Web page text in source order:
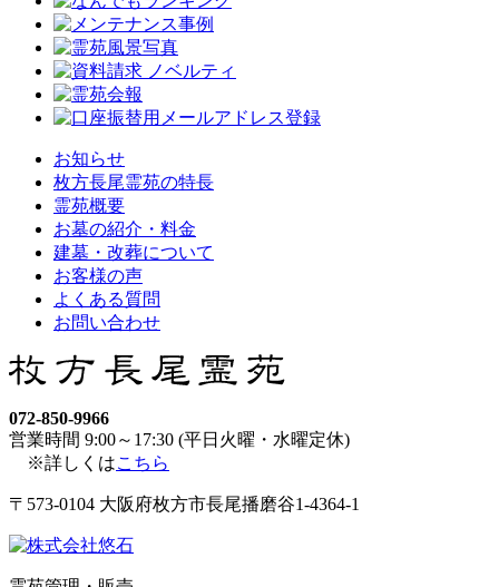
お知らせ
枚方長尾霊苑の特長
霊苑概要
お墓の紹介・料金
建墓・改葬について
お客様の声
よくある質問
お問い合わせ
072-850-9966
営業時間 9:00～17:30 (平日火曜・水曜定休)
※詳しくはこちら
〒573-0104 大阪府枚方市長尾播磨谷1-4364-1